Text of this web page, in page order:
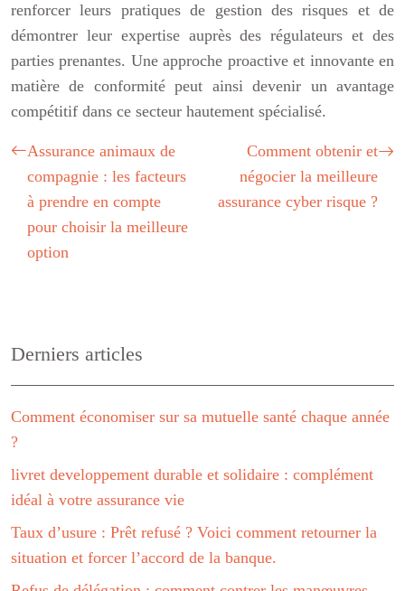
renforcer leurs pratiques de gestion des risques et de
démontrer leur expertise auprès des régulateurs et des
parties prenantes. Une approche proactive et innovante en
matière de conformité peut ainsi devenir un avantage
compétitif dans ce secteur hautement spécialisé.
Assurance animaux de
compagnie : les facteurs
à prendre en compte
pour choisir la meilleure
option
Comment obtenir et
négocier la meilleure
assurance cyber risque ?
Derniers articles
Comment économiser sur sa mutuelle santé chaque année
?
livret developpement durable et solidaire : complément
idéal à votre assurance vie
Taux d’usure : Prêt refusé ? Voici comment retourner la
situation et forcer l’accord de la banque.